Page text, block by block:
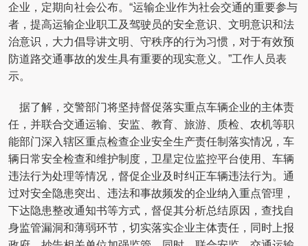
企业，定期向社会公布。“运输企业作为社会交通的重要参与
者，提高运输企业职工及驾驶员的安全意识、文明意识和法
治意识，大力倡导讲文明、守秩序的行为习惯，对于有效预
防道路交通事故的发生具有重要的现实意义。”工作人员表
示。
据了解，交警部门将坚持督促落实重点车辆企业的主体责
任，并联合交通运输、安监、教育、旅游、质检、农机等职
能部门深入辖区重点检查企业安全生产责任制落实情况，车
辆日常安全检查和维护制度，卫星定位监控平台使用、车辆
违法行为处理等情况，督促企业及时纠正车辆违法行为。通
过对安全隐患突出、违法和事故频发的企业纳入重点管理，
下达隐患整改通知书等方式，督促其分析总结原因，查找自
身监管漏洞和薄弱环节，切实落实企业主体责任，同时上报